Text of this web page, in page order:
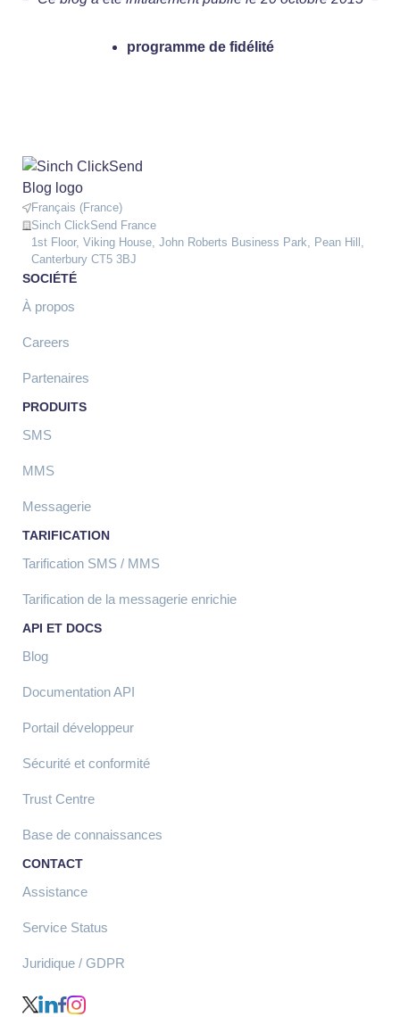
programme de fidélité
Français (France)
Sinch ClickSend France
1st Floor, Viking House, John Roberts Business Park, Pean Hill,
Canterbury CT5 3BJ
SOCIÉTÉ
À propos
Careers
Partenaires
PRODUITS
SMS
MMS
Messagerie
TARIFICATION
Tarification SMS / MMS
Tarification de la messagerie enrichie
API ET DOCS
Blog
Documentation API
Portail développeur
Sécurité et conformité
Trust Centre
Base de connaissances
CONTACT
Assistance
Service Status
Juridique / GDPR